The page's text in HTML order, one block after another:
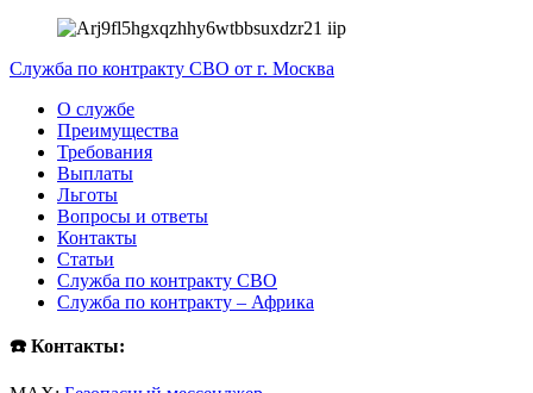
Служба по контракту СВО от г. Москва
О службе
Преимущества
Требования
Выплаты
Льготы
Вопросы и ответы
Контакты
Статьи
Служба по контракту СВО
Служба по контракту – Африка
☎️ Контакты: